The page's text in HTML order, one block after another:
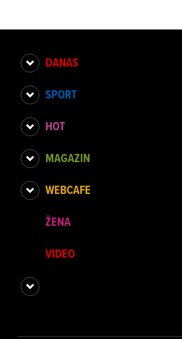
DANAS
SPORT
HOT
MAGAZIN
WEBCAFE
ŽENA
VIDEO